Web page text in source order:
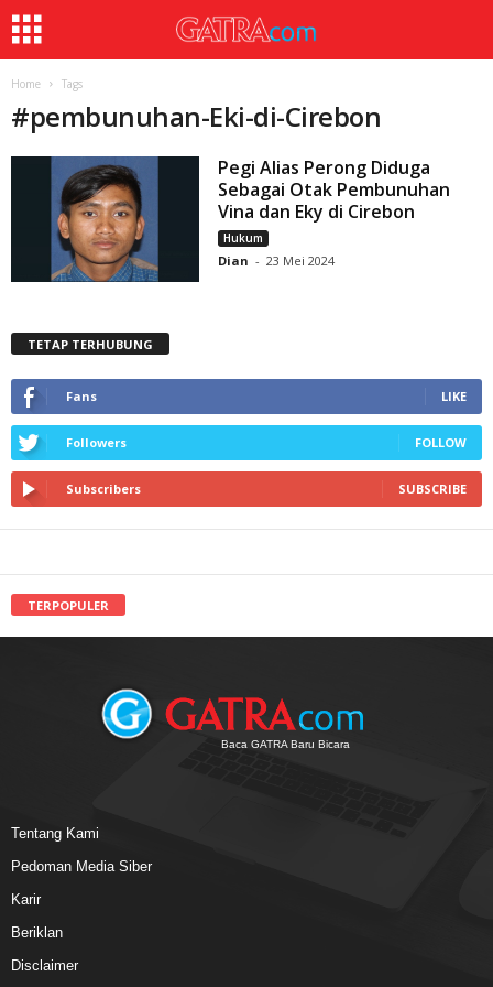
Home Tags
#pembunuhan-Eki-di-Cirebon
Pegi Alias Perong Diduga
Sebagai Otak Pembunuhan
Vina dan Eky di Cirebon
Hukum
Dian - 23 Mei 2024
TETAP TERHUBUNG
Fans LIKE
Followers FOLLOW
Subscribers SUBSCRIBE
TERPOPULER
Baca GATRA Baru Bicara
Tentang Kami
Pedoman Media Siber
Karir
Beriklan
Disclaimer